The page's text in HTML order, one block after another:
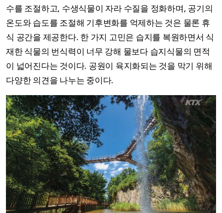
수를 조절하고, 수생식물이 자라 수질을 정화하며, 공기의
온도와 습도를 조절해 기후변화를 억제하는 것은 물론 휴
식 공간을 제공한다. 한 가지 고민은 습지를 복원하면서 식
재한 식물의 번식력이 너무 강해 물보다 습지식물의 면적
이 넓어진다는 것이다. 공원이 육지화되는 것을 막기 위해
다양한 의견을 나누는 중이다.